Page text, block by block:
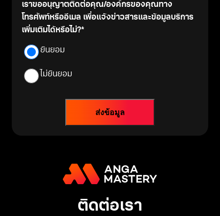
เราขออนุญาตติดต่อคุณ/องค์กรของคุณทาง
โทรศัพท์หรืออีเมล เพื่อแจ้งข่าวสารและข้อมูลบริการ
เพิ่มเติมได้หรือไม่?
ยินยอม
ไม่ยินยอม
ติดต่อเรา